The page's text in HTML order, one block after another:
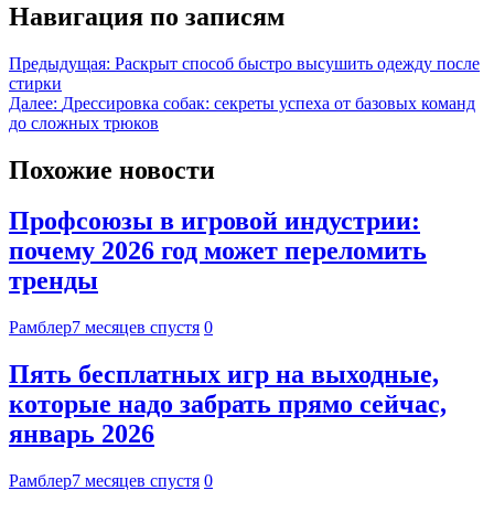
Навигация по записям
Предыдущая: Раскрыт способ быстро высушить одежду после
стирки
Далее: Дрессировка собак: секреты успеха от базовых команд
до сложных трюков
Похожие новости
Профсоюзы в игровой индустрии:
почему 2026 год может переломить
тренды
Рамблер7 месяцев спустя 0
Пять бесплатных игр на выходные,
которые надо забрать прямо сейчас,
январь 2026
Рамблер7 месяцев спустя 0